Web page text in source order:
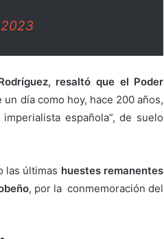
resaltó que el Poder
un día como hoy, hace 200 años,
española”, de suelo
las últimas huestes remanentes
, por la conmemoración del